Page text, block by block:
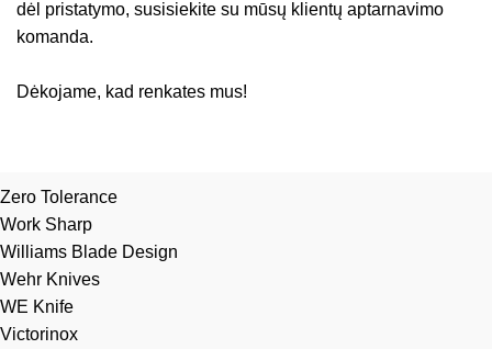
dėl pristatymo, susisiekite su mūsų klientų aptarnavimo
komanda.
Dėkojame, kad renkates mus!
Zero Tolerance
Work Sharp
Williams Blade Design
Wehr Knives
WE Knife
Victorinox